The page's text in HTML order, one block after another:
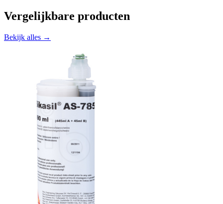
Vergelijkbare producten
Bekijk alles →